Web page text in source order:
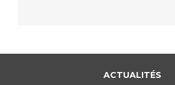
Nos indicateurs qualité et de
ACTUALITÉS